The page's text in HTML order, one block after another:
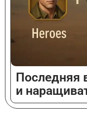
Последняя
и